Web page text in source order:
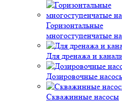
Горизонтальные
многоступенчатые
Для дренажа и
Дозировочные
Скважинные насосы